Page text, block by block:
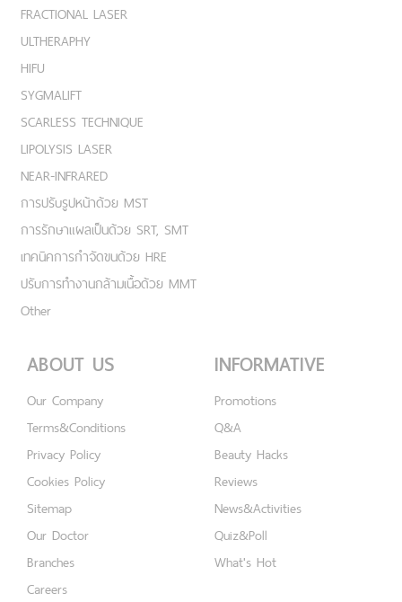
FRACTIONAL LASER
ULTHERAPHY
HIFU
SYGMALIFT
SCARLESS TECHNIQUE
LIPOLYSIS LASER
NEAR-INFRARED
การปรับรูปหน้าด้วย MST
การรักษาแผลเป็นด้วย SRT, SMT
เทคนิคการกำจัดขนด้วย HRE
ปรับการทำงานกล้ามเนื้อด้วย MMT
Other
ABOUT US
Our Company
Terms&Conditions
Privacy Policy
Cookies Policy
Sitemap
Our Doctor
Branches
Careers
INFORMATIVE
Promotions
Q&A
Beauty Hacks
Reviews
News&Activities
Quiz&Poll
What's Hot